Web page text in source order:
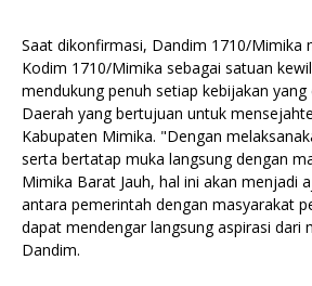
Saat dikonfirmasi, Dandim 1710/Mimika
Kodim 1710/Mimika sebagai satuan
mendukung penuh setiap kebijakan
Daerah yang bertujuan untuk
Kabupaten Mimika. "Dengan
serta bertatap muka langsung dengan
Mimika Barat Jauh, hal ini akan menjadi
antara pemerintah dengan masyarakat
dapat mendengar langsung aspirasi dari
Dandim.